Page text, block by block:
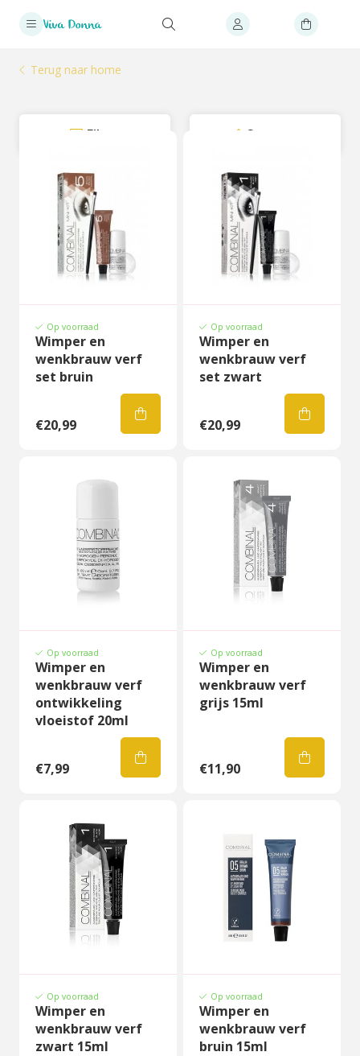
Terug naar home
Filter Sorteer
Op voorraad
Wimper en
wenkbrauw verf
set bruin
€20,99
Op voorraad
Wimper en
wenkbrauw verf
set zwart
€20,99
Op voorraad
Wimper en
wenkbrauw verf
ontwikkeling
vloeistof 20ml
€7,99
Op voorraad
Wimper en
wenkbrauw verf
grijs 15ml
€11,90
Op voorraad
Wimper en
wenkbrauw verf
zwart 15ml
Op voorraad
Wimper en
wenkbrauw verf
bruin 15ml